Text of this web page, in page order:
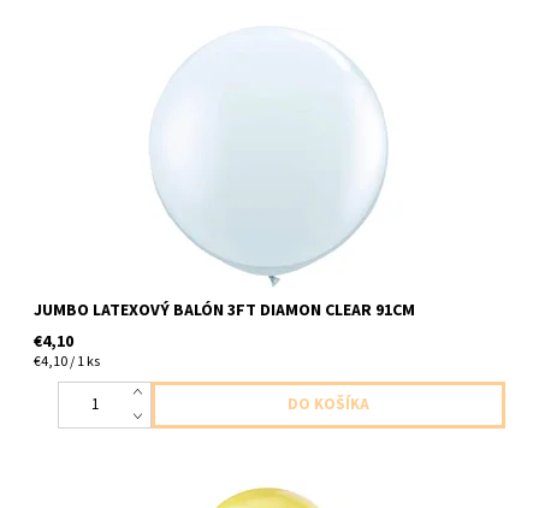
Jumbo latexový balon diamantovy ciry-priesvitny bezfarebny, v
hodny na naplnenie konfetami,balonikmi atd 1ks v baleni velkost
cca 91cm dodavame nenafukany
JUMBO LATEXOVÝ BALÓN 3FT DIAMON CLEAR 91CM
€4,10
€4,10 / 1 ks